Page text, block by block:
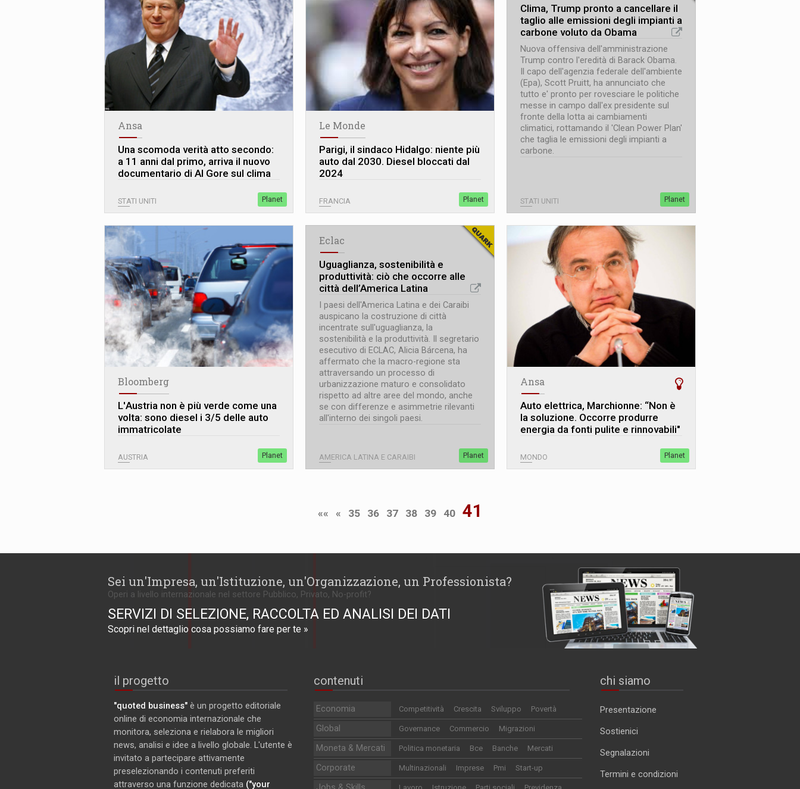
Ansa
Una scomoda verità atto secondo:
a 11 anni dal primo, arriva il nuovo
documentario di Al Gore sul clima
STATI UNITI Planet
Le Monde
Parigi, il sindaco Hidalgo: niente più
auto dal 2030. Diesel bloccati dal
2024
FRANCIA Planet
Clima, Trump pronto a cancellare il
taglio alle emissioni degli impianti a
carbone voluto da Obama
Nuova offensiva dell'amministrazione
Trump contro l'eredità di Barack Obama.
Il capo dell'agenzia federale dell'ambiente
(Epa), Scott Pruitt, ha annunciato che
tutto e' pronto per rovesciare le politiche
messe in campo dall'ex presidente sul
fronte della lotta ai cambiamenti
climatici, rottamando il 'Clean Power Plan'
che taglia le emissioni degli impianti a
carbone.
STATI UNITI Planet
Bloomberg
L'Austria non è più verde come una
volta: sono diesel i 3/5 delle auto
immatricolate
AUSTRIA Planet
Eclac
Uguaglianza, sostenibilità e
produttività: ciò che occorre alle
città dell’America Latina
I paesi dell'America Latina e dei Caraibi
auspicano la costruzione di città
incentrate sull'uguaglianza, la
sostenibilità e la produttività. Il segretario
esecutivo di ECLAC, Alicia Bárcena, ha
affermato che la macro-regione sta
attraversando un processo di
urbanizzazione maturo e consolidato
rispetto ad altre aree del mondo, anche
se con differenze e asimmetrie rilevanti
all'interno dei singoli paesi.
AMERICA LATINA E CARAIBI Planet
Ansa
Auto elettrica, Marchionne: “Non è
la soluzione. Occorre produrre
energia da fonti pulite e rinnovabili"
MONDO Planet
«« « 35 36 37 38 39 40 41
Sei un'Impresa, un'Istituzione, un'Organizzazione, un Professionista?
Operi a livello internazionale nel settore Pubblico, Privato, No-profit?
SERVIZI DI SELEZIONE, RACCOLTA ED ANALISI DEI DATI
Scopri nel dettaglio cosa possiamo fare per te »
il progetto
"quoted business" è un progetto editoriale
online di economia internazionale che
monitora, seleziona e rielabora le migliori
news, analisi e idee a livello globale. L'utente è
invitato a partecipare attivamente
preselezionando i contenuti preferiti
attraverso una funzione dedicata ("your
contenuti
Economia Competitività Crescita Sviluppo Povertà
Global Governance Commercio Migrazioni
Moneta & Mercati Politica monetaria Bce Banche Mercati
Corporate Multinazionali Imprese Pmi Start-up
chi siamo
Presentazione
Sostienici
Segnalazioni
Termini e condizioni